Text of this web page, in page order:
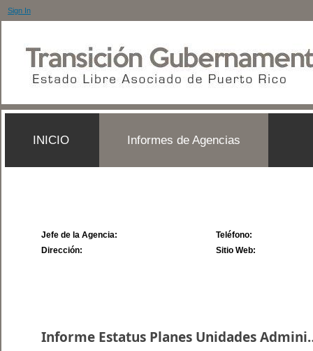
Sign In
INICIO Informes de Agencias
Jefe de la Agencia:
Dirección:
Teléfono:
Sitio Web:
Informe